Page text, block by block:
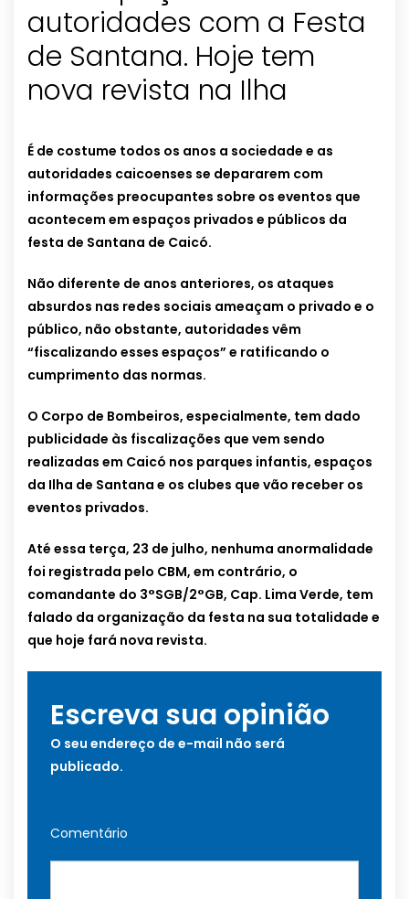
autoridades com a Festa
de Santana. Hoje tem
nova revista na Ilha
É de costume todos os anos a sociedade e as
autoridades caicoenses se depararem com
informações preocupantes sobre os eventos que
acontecem em espaços privados e públicos da
festa de Santana de Caicó.
Não diferente de anos anteriores, os ataques
absurdos nas redes sociais ameaçam o privado e o
público, não obstante, autoridades vêm
“fiscalizando esses espaços” e ratificando o
cumprimento das normas.
O Corpo de Bombeiros, especialmente, tem dado
publicidade às fiscalizações que vem sendo
realizadas em Caicó nos parques infantis, espaços
da Ilha de Santana e os clubes que vão receber os
eventos privados.
Até essa terça, 23 de julho, nenhuma anormalidade
foi registrada pelo CBM, em contrário, o
comandante do 3°SGB/2°GB, Cap. Lima Verde, tem
falado da organização da festa na sua totalidade e
que hoje fará nova revista.
Escreva sua opinião
O seu endereço de e-mail não será
publicado.
Comentário